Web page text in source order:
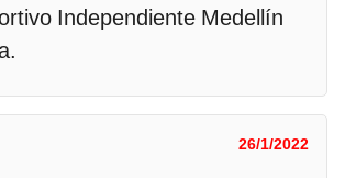
Independiente Medellín
26/1/2022